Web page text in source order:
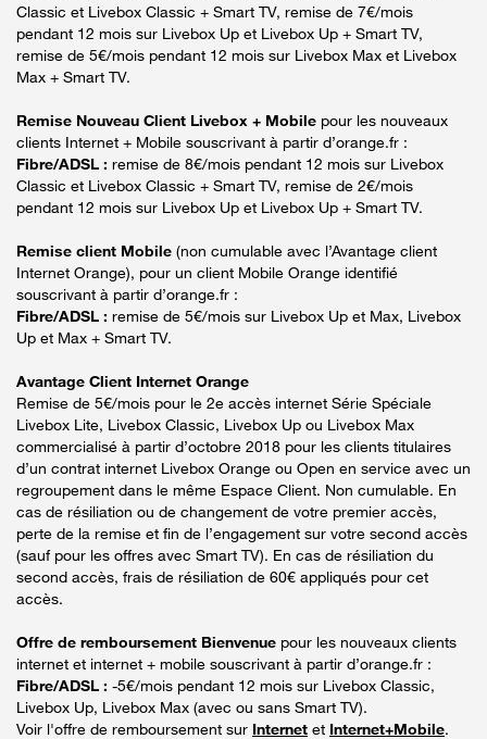
Classic et Livebox Classic + Smart TV, remise de 7€/mois
pendant 12 mois sur Livebox Up et Livebox Up + Smart TV,
remise de 5€/mois pendant 12 mois sur Livebox Max et Livebox
Max + Smart TV.
Remise Nouveau Client Livebox + Mobile pour les nouveaux
clients Internet + Mobile souscrivant à partir d’orange.fr :
Fibre/ADSL : remise de 8€/mois pendant 12 mois sur Livebox
Classic et Livebox Classic + Smart TV, remise de 2€/mois
pendant 12 mois sur Livebox Up et Livebox Up + Smart TV.
Remise client Mobile (non cumulable avec l’Avantage client
Internet Orange), pour un client Mobile Orange identifié
souscrivant à partir d’orange.fr :
Fibre/ADSL : remise de 5€/mois sur Livebox Up et Max, Livebox
Up et Max + Smart TV.
Avantage Client Internet Orange
Remise de 5€/mois pour le 2e accès internet Série Spéciale
Livebox Lite, Livebox Classic, Livebox Up ou Livebox Max
commercialisé à partir d’octobre 2018 pour les clients titulaires
d’un contrat internet Livebox Orange ou Open en service avec un
regroupement dans le même Espace Client. Non cumulable. En
cas de résiliation ou de changement de votre premier accès,
perte de la remise et fin de l’engagement sur votre second accès
(sauf pour les offres avec Smart TV). En cas de résiliation du
second accès, frais de résiliation de 60€ appliqués pour cet
accès.
Offre de remboursement Bienvenue pour les nouveaux clients
internet et internet + mobile souscrivant à partir d’orange.fr :
Fibre/ADSL : -5€/mois pendant 12 mois sur Livebox Classic,
Livebox Up, Livebox Max (avec ou sans Smart TV).
Voir l'offre de remboursement sur Internet et Internet+Mobile.